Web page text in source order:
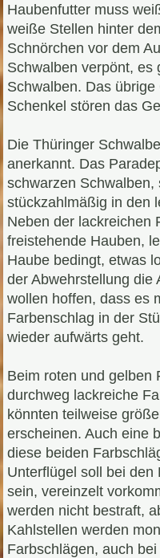
Haubenfutter muss
weiße Stellen hinter
Schnörchen vor dem
Schwalben verpönt, es
Schwalben. Das
Schenkel stören das
Die Thüringer
anerkannt. Das
schwarzen Schwalben,
stückzahlmäßig in den
Neben der lackreichen
freistehende Hauben,
Haube bedingt, etwas
der Abwehrstellung die
wollen hoffen, dass es
Farbenschlag in der
wieder aufwärts geht.
Beim roten und gelben
durchweg lackreiche
könnten teilweise
erscheinen. Auch eine
diese beiden
Unterflügel soll bei
sein, vereinzelt
werden nicht bestraft,
Kahlstellen werden
Farbschlägen, auch